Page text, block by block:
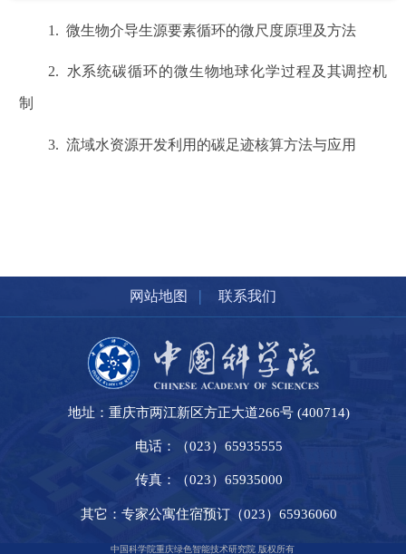
1. 微生物介导生源要素循环的微尺度原理及方法
2. 水系统碳循环的微生物地球化学过程及其调控机
制
3. 流域水资源开发利用的碳足迹核算方法与应用
网站地图 | 联系我们
地址：重庆市两江新区方正大道266号 (400714)
电话：（023）65935555
传真：（023）65935000
其它：专家公寓住宿预订（023）65936060
中国科学院重庆绿色智能技术研究院 版权所有